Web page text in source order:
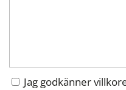
Jag godkänner